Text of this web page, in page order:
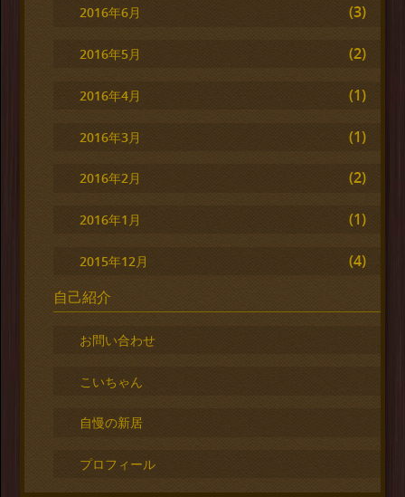
2016年6月 (3)
2016年5月 (2)
2016年4月 (1)
2016年3月 (1)
2016年2月 (2)
2016年1月 (1)
2015年12月
(4)
自己紹介
お問い合わせ
こいちゃん
自慢の新居
プロフィール